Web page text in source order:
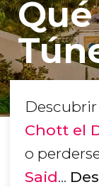
Descubrir
Chott el
o
Said...